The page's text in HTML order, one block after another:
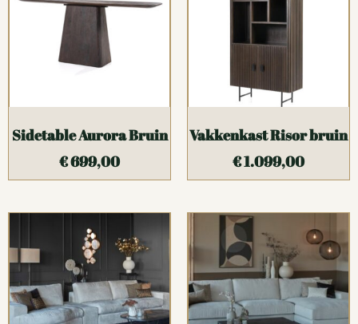
Sidetable Aurora Bruin
€699,00
Vakkenkast Risor bruin
€1.099,00